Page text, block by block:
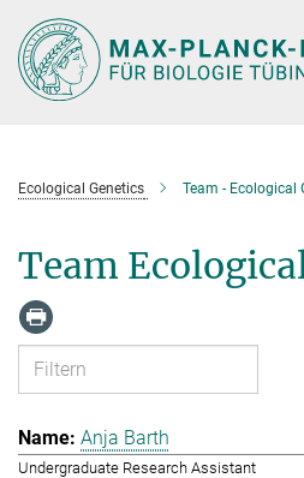
Hauptinhalt
Ecological Genetics Team - Ecological
Team
Anja Barth
Undergraduate Research Assistant